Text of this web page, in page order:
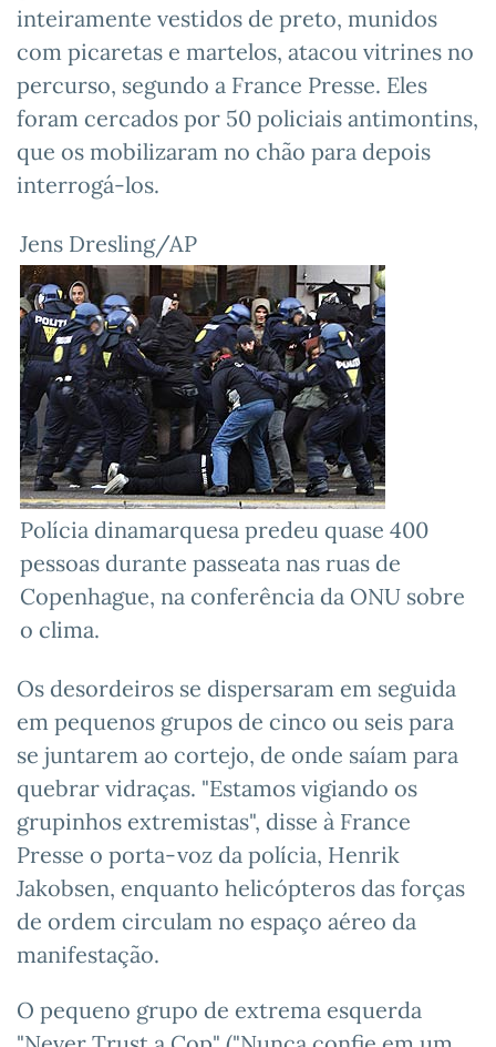
inteiramente vestidos de preto, munidos
com picaretas e martelos, atacou vitrines no
percurso, segundo a France Presse. Eles
foram cercados por 50 policiais antimontins,
que os mobilizaram no chão para depois
interrogá-los.
Jens Dresling/AP
Polícia dinamarquesa predeu quase 400
pessoas durante passeata nas ruas de
Copenhague, na conferência da ONU sobre
o clima.
Os desordeiros se dispersaram em seguida
em pequenos grupos de cinco ou seis para
se juntarem ao cortejo, de onde saíam para
quebrar vidraças. "Estamos vigiando os
grupinhos extremistas", disse à France
Presse o porta-voz da polícia, Henrik
Jakobsen, enquanto helicópteros das forças
de ordem circulam no espaço aéreo da
manifestação.
O pequeno grupo de extrema esquerda